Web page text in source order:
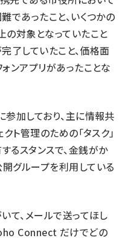
であったこと、いくつかの
の対象となっていたこと
了していたこと、価格面
ンアプリがあったことな
加しており、主に情報共
ト管理のための「タスク」
るスタンスで、金銭がか
グループを利用している
て、メールで送ってほし
Connect だけでどの